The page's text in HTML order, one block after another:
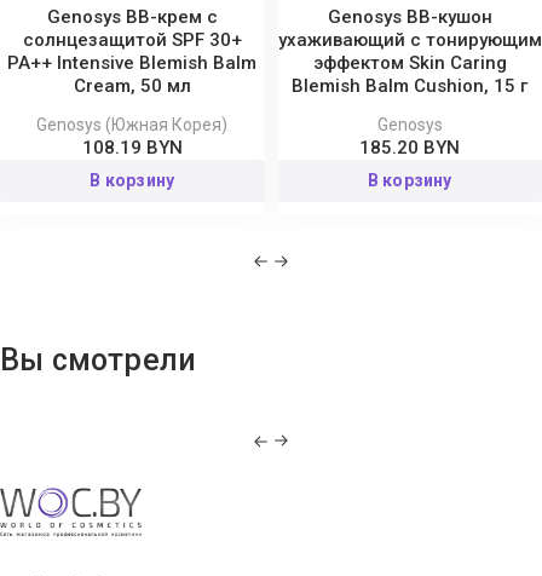
средство на лицо кончиками пальцев или при помощи
спонжа.
Состав: Aqua, cyclopentasiloxane, caprylic/capric triglyceride,
hydrogenated polydecene, hdi/trimethylol hexyllactone
crosspolymer, polyglyceryl-4 isostearate,, cetyl peg/ppg-10/1
methylparaben, propylparaben, parfum, alpha-isomethyl ionone,
Genosys BB-крем с
солнцезащитой SPF 30+
PA++ Intensive Blemish Balm
Cream, 50 мл
Genosys (Южная Корея)
108.19 BYN
В корзину
Genosys BB-кушон
ухаживающий с тонирующим
эффектом Skin Caring
Blemish Balm Cushion, 15 г
Genosys
185.20 BYN
В корзину
Вы смотрели